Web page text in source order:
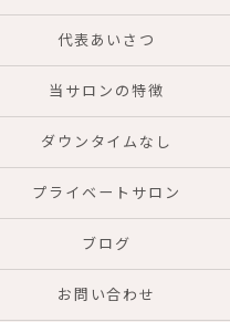
代表あいさつ
当サロンの特徴
ダウンタイムなし
プライベートサロン
ブログ
お問い合わせ